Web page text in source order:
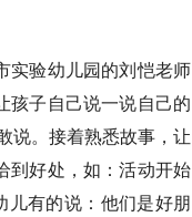
实验幼儿园的刘恺老师
孩子自己说一说自己的
说。接着熟悉故事，让
到好处，如：活动开始
儿有的说：他们是好朋